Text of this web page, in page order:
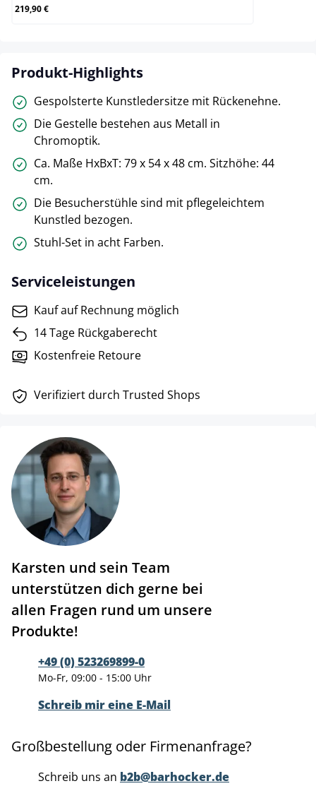
219,90 €
Produkt-Highlights
Gespolsterte Kunstledersitze mit Rückenehne.
Die Gestelle bestehen aus Metall in
Chromoptik.
Ca. Maße HxBxT: 79 x 54 x 48 cm. Sitzhöhe: 44
cm.
Die Besucherstühle sind mit pflegeleichtem
Kunstled bezogen.
Stuhl-Set in acht Farben.
Serviceleistungen
Kauf auf Rechnung möglich
14 Tage Rückgaberecht
Kostenfreie Retoure
Verifiziert durch Trusted Shops
Karsten und sein Team
unterstützen dich gerne bei
allen Fragen rund um unsere
Produkte!
+49 (0) 523269899-0
Mo-Fr, 09:00 - 15:00 Uhr
Schreib mir eine E-Mail
Großbestellung oder Firmenanfrage?
Schreib uns an b2b@barhocker.de